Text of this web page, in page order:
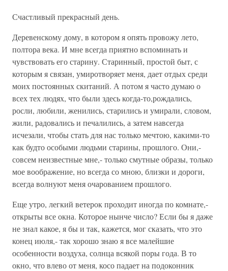
Счастливый прекрасный день.
Деревенскому дому, в котором я опять провожу лето,
полтора века. И мне всегда приятно вспоминать и
чувствовать его старину. Старинный, простой быт, с
которым я связан, умиротворяет меня, дает отдых среди
моих постоянных скитаний. А потом я часто думаю о
всех тех людях, что были здесь когда-то,рождались,
росли, любили, женились, старились и умирали, словом,
жили, радовались и печалились, а затем навсегда
исчезали, чтобы стать для нас только мечтою, какими-то
как будто особыми людьми старины, прошлого. Они,-
совсем неизвестные мне,- только смутные образы, только
мое воображение, но всегда со мною, близки и дороги,
всегда волнуют меня очарованием прошлого.
Еще утро, легкий ветерок проходит иногда по комнате,-
открыты все окна. Которое нынче число? Если бы я даже
не знал какое, я бы и так, кажется, мог сказать, что это
конец июля,- так хорошо знаю я все малейшие
особенности воздуха, солнца всякой поры года. В то
окно, что влево от меня, косо падает на подоконник